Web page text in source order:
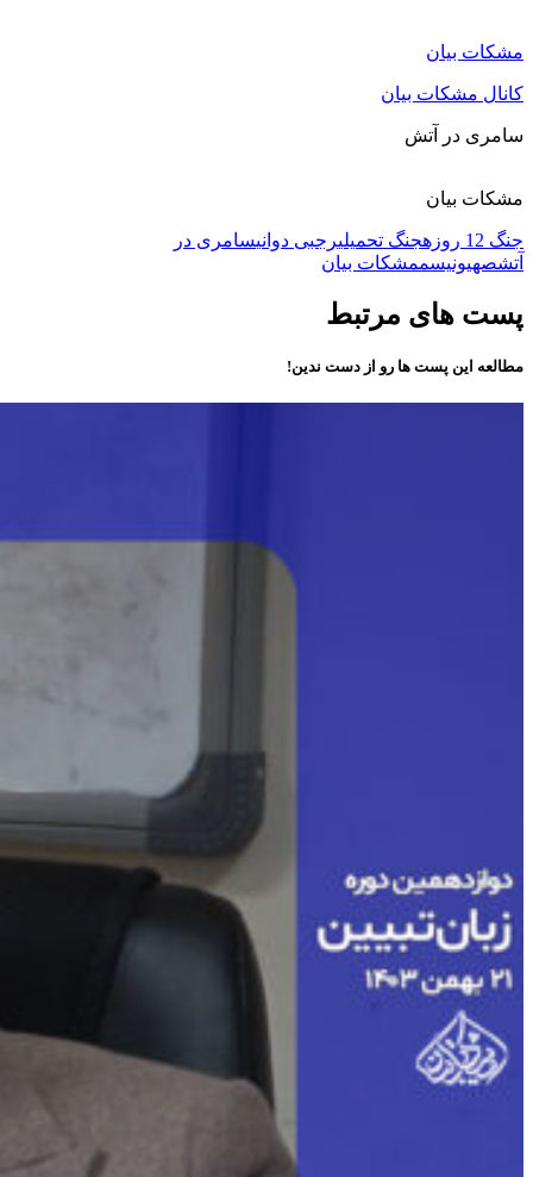
مشکات بیان
کانال مشکات بیان
سامری در آتش
مشکات بیان
جنگ 12 روزه جنگ تحمیلیرجبی دوانیسامری در
آتشصهیونیسممشکات بیان
پست های مرتبط
مطالعه این پست ها رو از دست ندین!